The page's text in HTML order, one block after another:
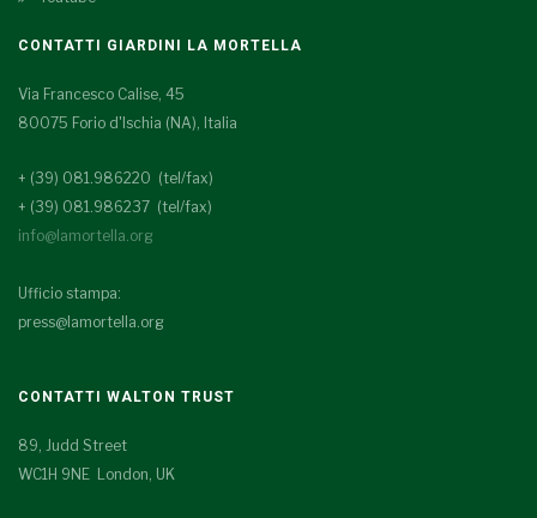
CONTATTI GIARDINI LA MORTELLA
Via Francesco Calise, 45
80075 Forio d'Ischia (NA), Italia
+ (39) 081.986220 (tel/fax)
+ (39) 081.986237 (tel/fax)
info@lamortella.org
Ufficio stampa:
press@lamortella.org
CONTATTI WALTON TRUST
89, Judd Street
WC1H 9NE London, UK